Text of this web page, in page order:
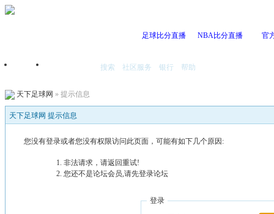
足球比分直播 NBA比分直播 官
首页 搜索 社区服务 银行 帮助
天下足球网 » 提示信息
天下足球网 提示信息
您没有登录或者您没有权限访问此页面，可能有如下几个原因:
非法请求，请返回重试!
您还不是论坛会员,请先登录论坛
登录